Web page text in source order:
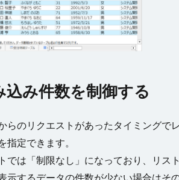
込み件数を制御する
らのリクエストがあったタイミングで
指定できます。
では「制限なし」になっており、リス
示するデータの件数が少ない場合はそ